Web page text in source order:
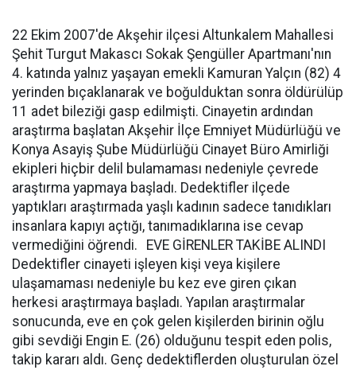
22 Ekim 2007'de Akşehir ilçesi Altunkalem Mahallesi
Şehit Turgut Makascı Sokak Şengüller Apartmanı'nın
4. katında yalnız yaşayan emekli Kamuran Yalçın (82) 4
yerinden bıçaklanarak ve boğulduktan sonra öldürülüp
11 adet bileziği gasp edilmişti. Cinayetin ardından
araştırma başlatan Akşehir İlçe Emniyet Müdürlüğü ve
Konya Asayiş Şube Müdürlüğü Cinayet Büro Amirliği
ekipleri hiçbir delil bulamaması nedeniyle çevrede
araştırma yapmaya başladı. Dedektifler ilçede
yaptıkları araştırmada yaşlı kadının sadece tanıdıkları
insanlara kapıyı açtığı, tanımadıklarına ise cevap
vermediğini öğrendi. EVE GİRENLER TAKİBE ALINDI
Dedektifler cinayeti işleyen kişi veya kişilere
ulaşamaması nedeniyle bu kez eve giren çıkan
herkesi araştırmaya başladı. Yapılan araştırmalar
sonucunda, eve en çok gelen kişilerden birinin oğlu
gibi sevdiği Engin E. (26) olduğunu tespit eden polis,
takip kararı aldı. Genç dedektiflerden oluşturulan özel